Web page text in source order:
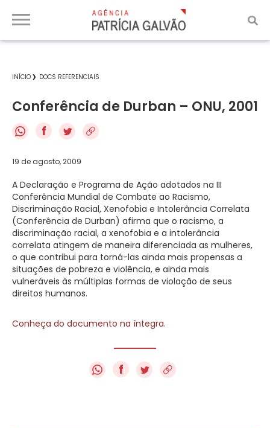
INÍCIO DOCS REFERENCIAIS
Conferência de Durban – ONU, 2001
f
19 de agosto, 2009
A Declaração e Programa de Ação adotados na III
Conferência Mundial de Combate ao Racismo,
Discriminação Racial, Xenofobia e Intolerância Correlata
(Conferência de Durban) afirma que o racismo, a
discriminação racial, a xenofobia e a intolerância
correlata atingem de maneira diferenciada as mulheres,
o que contribui para torná-las ainda mais propensas a
situações de pobreza e violência, e ainda mais
vulneráveis às múltiplas formas de violação de seus
direitos humanos.
Conheça do documento na íntegra.
f